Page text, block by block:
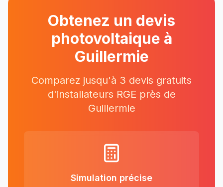
Obtenez un devis
photovoltaique à
Guillermie
Comparez jusqu'à 3 devis gratuits
d'installateurs RGE près de
Guillermie
Simulation précise